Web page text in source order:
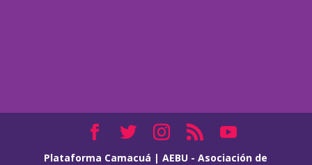
Plataforma Camacuá |AEBU - Asociación de